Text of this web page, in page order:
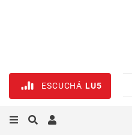
ESCUCHÁ LU5